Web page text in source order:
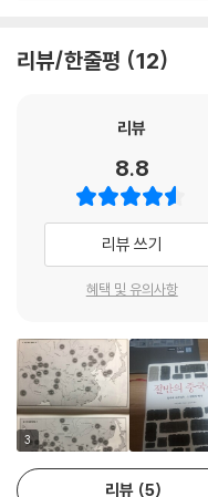
전설 639 | 영웅의 탄생 642
| 마르코 폴로 666 | 대막으
탄칸의 사랑 이야기 695 | 준
아가다 702 | 볼가강 서쪽
올랑 후를 기억해야 한다 713
꿈을 따라 하늘 끝까지 719 |
카자흐가 러시아에 대항하다
하늘이라 739 | 러시아 ‘곰’이
제15장 월
오월쟁패 747 | 와신상담
키다 756 | 교활한 토끼를 잡
언제나 역사에는 비슷한 점이
렵다. 그러나 역사서는 일정
이것이 정말 중국이란 말인
있으며, 장성을 쌓았고 운하
융합시켜 여러 이민족을 동
던 왜구가 자신들의 머리 꼭
무지하고 자기중심적이었던
동치는 18세 되던 해에 매독
--- p.446
전설에 의하면 테무친은 태어
있었다고 한다. 물론 이것은
인이 탄생할 때 천둥 번개가
한편 이 책이 다루는 소수민족
왕국을 세웠던 월지, 누란 등
(非)한족의 역사를 중점적으
유목민족 지도자들을 재평가
이 책은 중국의 고전을 비롯
밝히는 데 그 의의를 두었다.
며 지금의 중국 땅에 존재하는
기를 전면에 내세운다.
민족의 역사는 집단의 기억
지금의 중국은 어떻게 이루어
리뷰/한줄평 12
리뷰
8.8
리뷰 쓰기
혜택 및 유의사항
3
리뷰 5